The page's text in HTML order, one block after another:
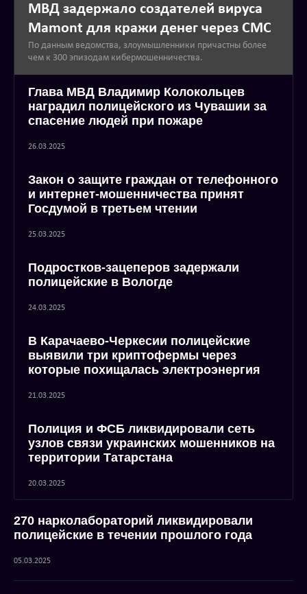
МВД задержало создателей вируса
Mamont для кражи денег через СМС
По данным ведомства, злоумышленники причастны более
чем к 300 эпизодам кибермошенничества.
Глава МВД Владимир Колокольцев
наградил полицейского из Чувашии за
спасение людей при пожаре
26.03.2025
Закон о защите граждан от телефонного
и интернет-мошенничества принят
Госдумой в третьем чтении
25.03.2025
Подростков-зацеперов задержали
полицейские в Вологде
24.03.2025
В Карачаево-Черкесии полицейские
выявили три криптофермы через
которые похищалась электроэнергия
21.03.2025
Полиция и ФСБ ликвидировали сеть
узлов связи украинских мошенников на
территории Татарстана
20.03.2025
270 нарколабораторий ликвидировали
полицейские в течении прошлого года
05.03.2025